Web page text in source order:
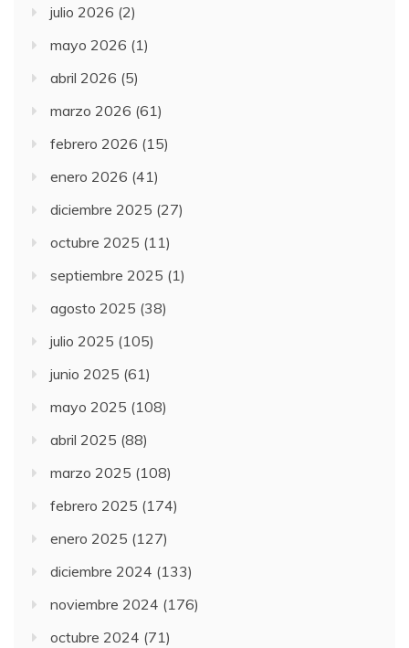
julio 2026 (2)
mayo 2026 (1)
abril 2026 (5)
marzo 2026 (61)
febrero 2026 (15)
enero 2026 (41)
diciembre 2025 (27)
octubre 2025 (11)
septiembre 2025 (1)
agosto 2025 (38)
julio 2025 (105)
junio 2025 (61)
mayo 2025 (108)
abril 2025 (88)
marzo 2025 (108)
febrero 2025 (174)
enero 2025 (127)
diciembre 2024 (133)
noviembre 2024 (176)
octubre 2024 (71)